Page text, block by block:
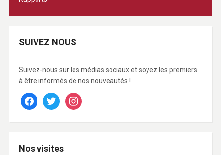
SUIVEZ NOUS
Suivez-nous sur les médias sociaux et soyez les premiers
à être informés de nos nouveautés !
facebooktwitter instagram
Nos visites